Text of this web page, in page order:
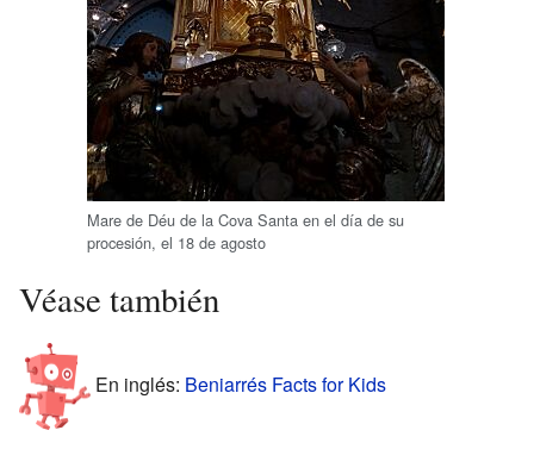
Mare de Déu de la Cova Santa en el día de su
procesión, el 18 de agosto
Véase también
En inglés: Beniarrés Facts for Kids